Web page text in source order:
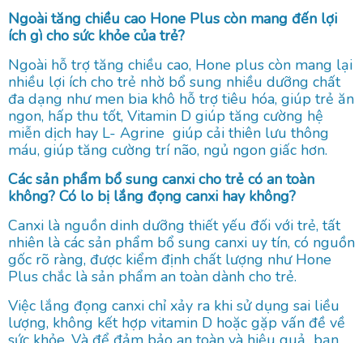
Ngoài tăng chiều cao Hone Plus còn mang đến lợi
ích gì cho sức khỏe của trẻ?
Ngoài hỗ trợ tăng chiều cao, Hone plus còn mang lại
nhiều lợi ích cho trẻ nhờ bổ sung nhiều dưỡng chất
đa dạng như men bia khô hỗ trợ tiêu hóa, giúp trẻ ăn
ngon, hấp thu tốt, Vitamin D giúp tăng cường hệ
miễn dịch hay L- Agrine giúp cải thiên lưu thông
máu, giúp tăng cường trí não, ngủ ngon giấc hơn.
Các sản phẩm bổ sung canxi cho trẻ có an toàn
không? Có lo bị lắng đọng canxi hay không?
Canxi là nguồn dinh dưỡng thiết yếu đối với trẻ, tất
nhiên là các sản phẩm bổ sung canxi uy tín, có nguồn
gốc rõ ràng, được kiểm định chất lượng như Hone
Plus chắc là sản phẩm an toàn dành cho trẻ.
Việc lắng đọng canxi chỉ xảy ra khi sử dụng sai liều
lượng, không kết hợp vitamin D hoặc gặp vấn đề về